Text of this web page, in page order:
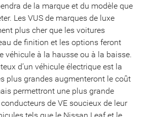
de la marque et du modèle que
Les VUS de marques de luxe
plus cher que les voitures
de finition et les options feront
véhicule à la hausse ou à la baisse.
d’un véhicule électrique est la
plus grandes augmenteront le coût
permettront une plus grande
de VE soucieux de leur